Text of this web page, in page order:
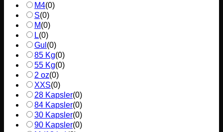
M4(0)
S(0)
M(0)
L(0)
Gul (0)
85 Kg(0)
55 Kg(0)
2 oz(0)
XXS(0)
28 Kapsler(0)
84 Kapsler(0)
30 Kapsler(0)
90 Kapsler(0)